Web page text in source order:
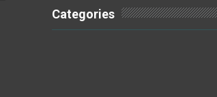
Categories